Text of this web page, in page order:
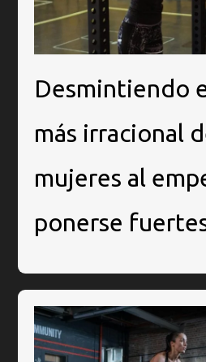
Desmintiendo
más irracional
mujeres al
ponerse